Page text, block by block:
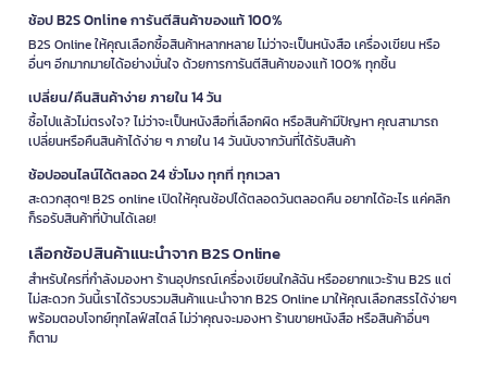
ช้อป B2S Online การันตีสินค้าของแท้ 100%
B2S Online ให้คุณเลือกซื้อสินค้าหลากหลาย ไม่ว่าจะเป็นหนังสือ เครื่องเขียน หรือ
อื่นๆ อีกมากมายได้อย่างมั่นใจ ด้วยการการันตีสินค้าของแท้ 100% ทุกชิ้น
เปลี่ยน/คืนสินค้าง่าย ภายใน 14 วัน
ซื้อไปแล้วไม่ตรงใจ? ไม่ว่าจะเป็นหนังสือที่เลือกผิด หรือสินค้ามีปัญหา คุณสามารถ
เปลี่ยนหรือคืนสินค้าได้ง่าย ๆ ภายใน 14 วันนับจากวันที่ได้รับสินค้า
ช้อปออนไลน์ได้ตลอด 24 ชั่วโมง ทุกที่ ทุกเวลา
สะดวกสุดๆ! B2S online เปิดให้คุณช้อปได้ตลอดวันตลอดคืน อยากได้อะไร แค่คลิก
ก็รอรับสินค้าที่บ้านได้เลย!
เลือกช้อปสินค้าแนะนำจาก B2S Online
สำหรับใครที่กำลังมองหา ร้านอุปกรณ์เครื่องเขียนใกล้ฉัน หรืออยากแวะร้าน B2S แต่
ไม่สะดวก วันนี้เราได้รวบรวมสินค้าแนะนำจาก B2S Online มาให้คุณเลือกสรรได้ง่ายๆ
พร้อมตอบโจทย์ทุกไลฟ์สไตล์ ไม่ว่าคุณจะมองหา ร้านขายหนังสือ หรือสินค้าอื่นๆ
ก็ตาม